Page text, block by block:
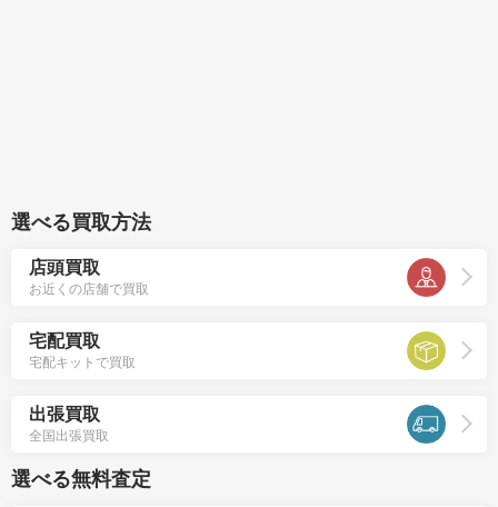
選べる買取方法
店頭買取
お近くの店舗で買取
宅配買取
宅配キットで買取
出張買取
全国出張買取
選べる無料査定